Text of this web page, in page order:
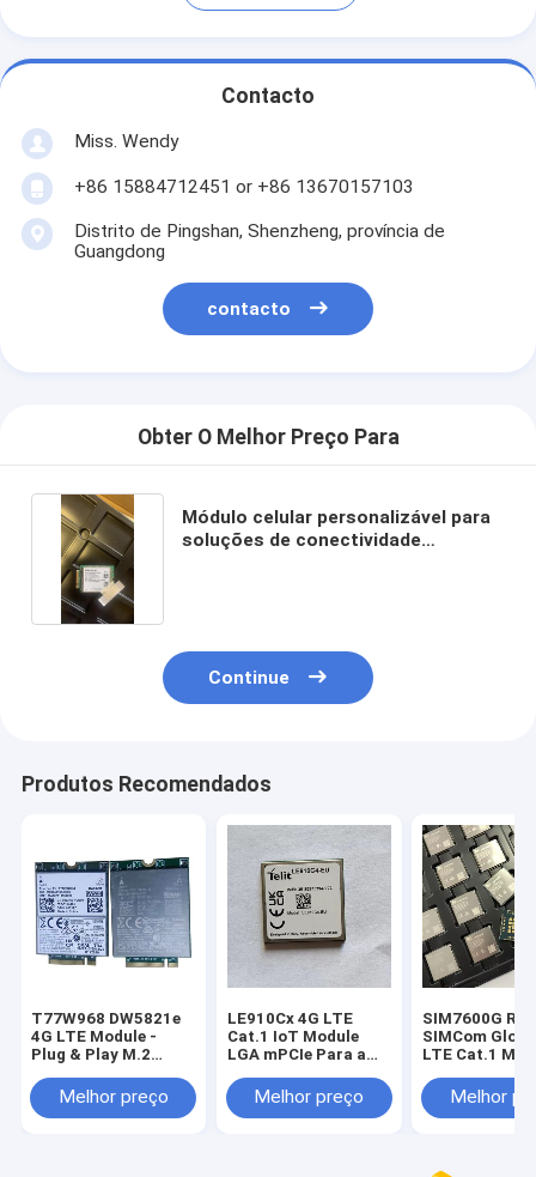
Contacto
Miss. Wendy
+86 15884712451 or +86 13670157103
Distrito de Pingshan, Shenzheng, província de
Guangdong
contacto
Obter O Melhor Preço Para
Módulo celular personalizável para
soluções de conectividade
Continue
Produtos Recomendados
T77W968 DW5821e
4G LTE Module -
Plug & Play M.2
DW5821e (T77W968)
Qualcomm X20 LTE
Melhor preço
LE910Cx 4G LTE
Cat.1 IoT Module
LGA mPCIe Para a
Cat.1 Module
LE910C1-EU Com
Melhor preço
SIM7600G R2
SIMCom
LTE Cat.1
GNSSMelhor